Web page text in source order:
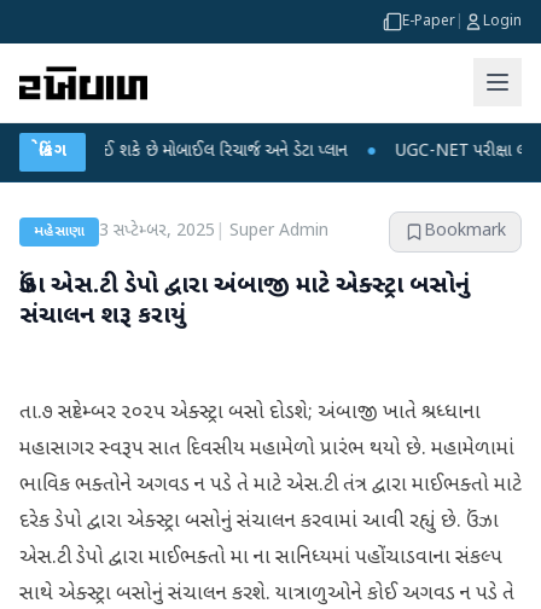
E-Paper Login
બ્રેકિંગ
મોંઘું થઈ શકે છે મોબાઈલ રિચાર્જ અને ડેટા પ્લાન ● UGC-NET પરીક્ષા લીકના
મહેસાણા 3 સપ્ટેમ્બર, 2025 Super Admin Bookmark
ઉંઝા એસ.ટી ડેપો દ્વારા અંબાજી માટે એક્સ્ટ્રા બસોનું
સંચાલન શરૂ કરાયું
તા.૭ સપ્ટેમ્બર ૨૦૨૫ એક્સ્ટ્રા બસો દોડશે; અંબાજી ખાતે શ્રધ્ધાના
મહાસાગર સ્વરૂપ સાત દિવસીય મહામેળો પ્રારંભ થયો છે. મહામેળામાં
ભાવિક ભક્તોને અગવડ ન પડે તે માટે એસ.ટી તંત્ર દ્વારા માઈભક્તો માટે
દરેક ડેપો દ્વારા એક્સ્ટ્રા બસોનું સંચાલન કરવામાં આવી રહ્યું છે. ઉંઝા
એસ.ટી ડેપો દ્વારા માઈભક્તો મા ના સાનિધ્યમાં પહોંચાડવાના સંકલ્પ
સાથે એક્સ્ટ્રા બસોનું સંચાલન કરશે. યાત્રાળુઓને કોઈ અગવડ ન પડે તે